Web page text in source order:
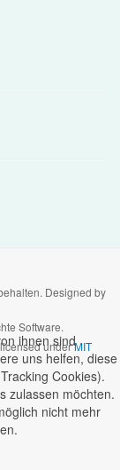
Designed by
Software.
licensed underMIT
ihnen sind
uns helfen, diese
Cookies).
zulassen möchten.
nicht mehr